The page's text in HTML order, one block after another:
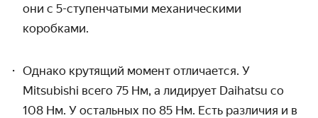
они с 5-ступенчатыми механическими
коробками.
Однако крутящий момент отличается. У
Mitsubishi всего 75 Нм, а лидирует Daihatsu со
108 Нм. У остальных по 85 Нм. Есть различия и в